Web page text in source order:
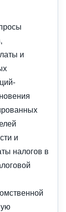
и
и
налогов в